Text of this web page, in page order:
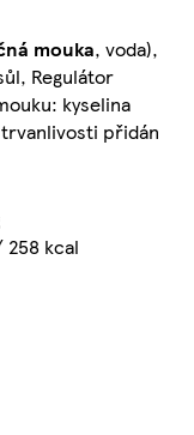
mouka, voda),
Regulátor
kyselina
přidán
258 kcal